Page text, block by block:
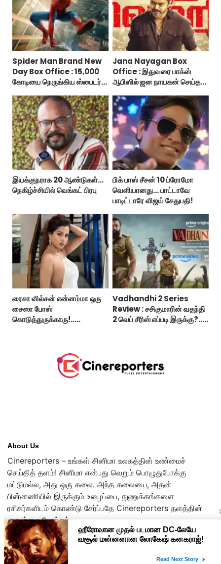
Spider Man Brand New
Day Box Office : 15,000
கோடியை நெருங்கிய ஸ்பைடர்
Jana Nayagan Box
Office : இதுவரை பாக்ஸ்
ஆபிஸில் ஜன நாயகன் செய்த
இயக்குநராக 20 ஆண்டுகள்...
நெகிழ்ச்சியில் வெங்கட் பிரபு
பிக் பாஸ் சீசன் 10 ப்ரோமோ
வெளியானது... பாட்டாவே
பாடிட்டாரே விஜய் சேதுபதி!
ரைசா வில்சன் என்னம்மா ஒரு
சைஸா போஸ்
கொடுத்துருக்காரு!..
Vadhandhi 2 Series
Review : சசிகுமாரின் வதந்தி
2 வெப் சீரிஸ் எப்படி இருக்கு?...
About Us
Cinereporters – உங்கள் சினிமா உலகத்தின் உண்மைச்
செய்தித் தளம்! சினிமா என்பது வெறும் பொழுதுபோக்கு
மட்டுமல்ல, அது ஒரு கலை. அந்த கலையை, அதன்
பின்னணியில் இருக்கும் உழைப்பை, நுணுக்கங்களை
ரசிகர்களிடம் கொண்டு சேர்ப்பதே Cinereporters தளத்தின்
முதன்மை நோக்கம்.